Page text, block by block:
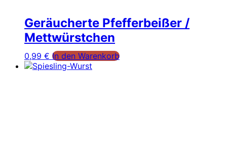
Geräucherte Pfefferbeißer /
Mettwürstchen
0,99 € In den Warenkorb